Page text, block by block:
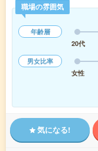
職場の雰囲気
年齢層
20代
男女比率
女性
気になる!